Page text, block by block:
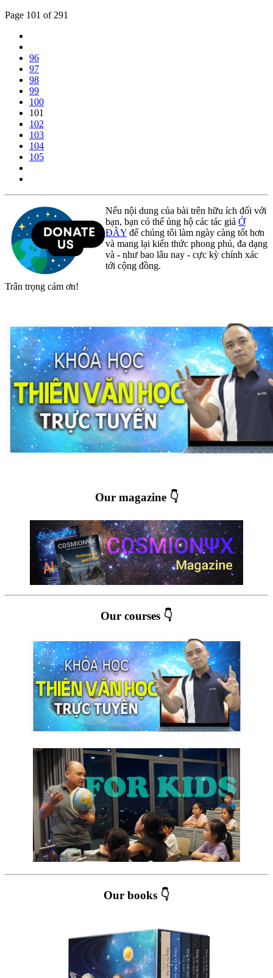
Page 101 of 291
96
97
98
99
100
101
102
103
104
105
Nếu nội dung của bài trên hữu ích đối với
bạn, bạn có thể ủng hộ các tác giả Ở
ĐÂY để chúng tôi làm ngày càng tốt hơn
và mang lại kiến thức phong phú, đa dạng
và - như bao lâu nay - cực kỳ chính xác
tới cộng đồng.
Trân trọng cám ơn!
Our magazine 👇
Our courses 👇
Our books 👇